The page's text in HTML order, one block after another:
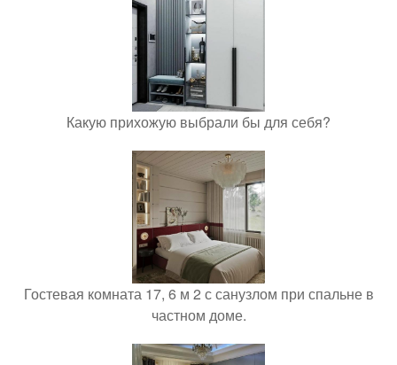
Какую прихожую выбрали бы для себя?
Гостевая комната 17, 6 м 2 с санузлом при спальне в
частном доме.